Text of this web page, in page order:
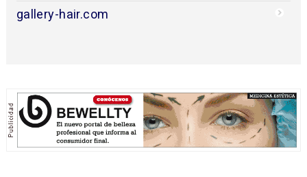
gallery-hair.com